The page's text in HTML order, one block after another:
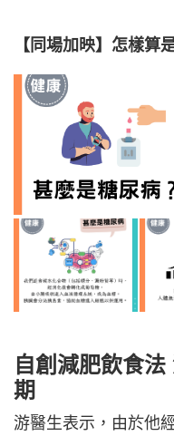
【同場加映】怎樣算
自創減肥飲食
期
游醫生表示，由於他